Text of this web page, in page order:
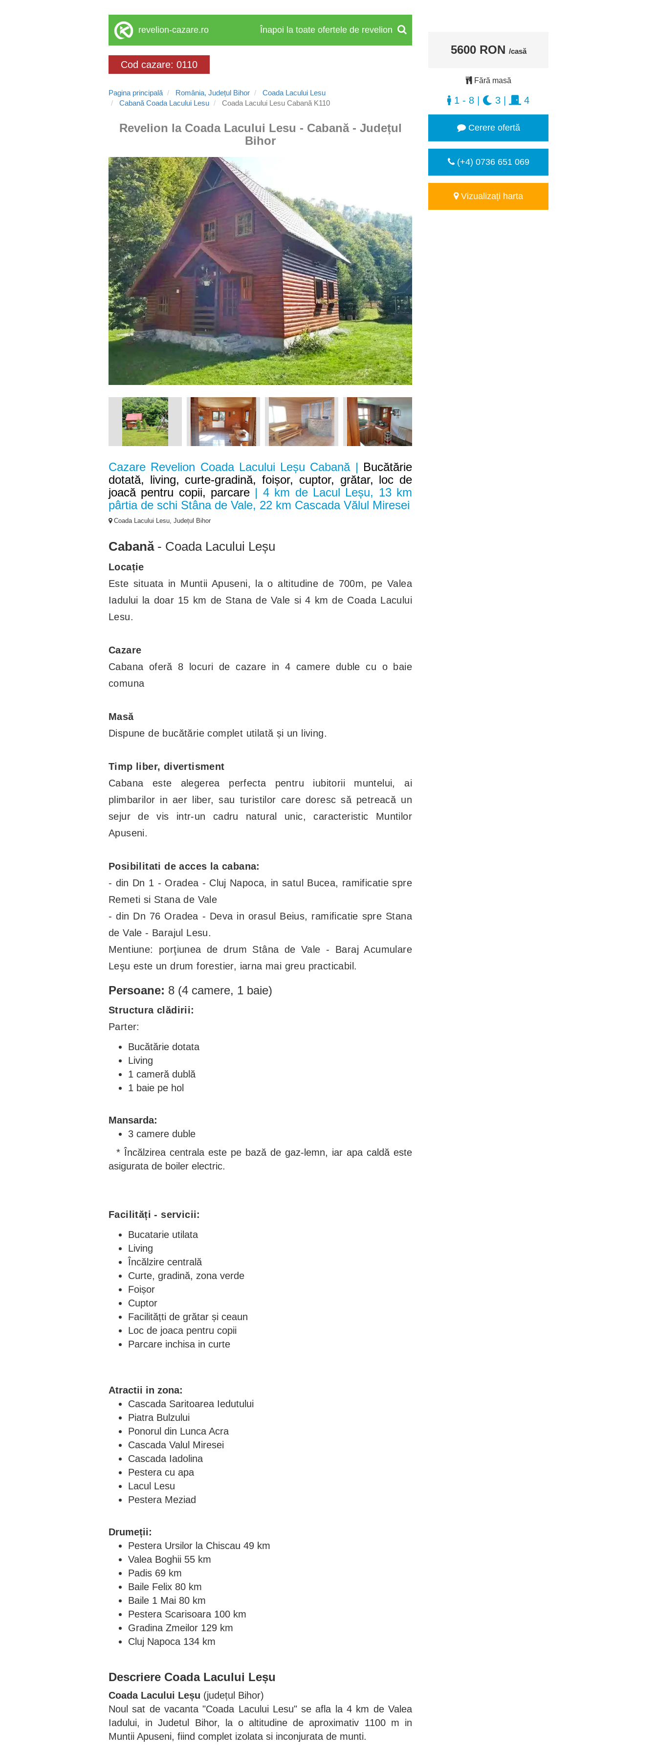
revelion-cazare.ro Înapoi la toate ofertele de revelion
Cod cazare: 0110
Pagina principală România, Județul Bihor
Coada Lacului Lesu
Cabană Coada Lacului Lesu
Coada Lacului Lesu Cabană K110
Revelion la Coada Lacului Lesu - Cabană - Județul
Bihor
Cazare Revelion Coada Lacului Leșu Cabană | Bucătărie
dotată, living, curte-gradină, foișor, cuptor, grătar, loc de
joacă pentru copii, parcare | 4 km de Lacul Leșu, 13 km
pârtia de schi Stâna de Vale, 22 km Cascada Vălul Miresei
Coada Lacului Lesu, Județul Bihor
Cabană - Coada Lacului Leșu
Locație
Este situata in Muntii Apuseni, la o altitudine de 700m, pe Valea
Iadului la doar 15 km de Stana de Vale si 4 km de Coada Lacului
Lesu.
Cazare
Cabana oferă 8 locuri de cazare in 4 camere duble cu o baie
comuna
Masă
Dispune de bucătărie complet utilată și un living.
Timp liber, divertisment
Cabana este alegerea perfecta pentru iubitorii muntelui, ai
plimbarilor in aer liber, sau turistilor care doresc să petreacă un
sejur de vis intr-un cadru natural unic, caracteristic Muntilor
Apuseni.
Posibilitati de acces la cabana:
- din Dn 1 - Oradea - Cluj Napoca, in satul Bucea, ramificatie spre
Remeti si Stana de Vale
- din Dn 76 Oradea - Deva in orasul Beius, ramificatie spre Stana
de Vale - Barajul Lesu.
Mentiune: porţiunea de drum Stâna de Vale - Baraj Acumulare
Leşu este un drum forestier, iarna mai greu practicabil.
Persoane: 8 (4 camere, 1 baie)
Structura clădirii:
Parter:
Bucătărie dotata
Living
1 cameră dublă
1 baie pe hol
Mansarda:
3 camere duble
* Încălzirea centrala este pe bază de gaz-lemn, iar apa caldă este
asigurata de boiler electric.
Facilități - servicii:
Bucatarie utilata
Living
Încălzire centrală
Curte, gradină, zona verde
Foișor
Cuptor
Facilitățti de grătar și ceaun
Loc de joaca pentru copii
Parcare inchisa in curte
Atractii in zona:
Cascada Saritoarea Iedutului
Piatra Bulzului
Ponorul din Lunca Acra
Cascada Valul Miresei
Cascada Iadolina
Pestera cu apa
Lacul Lesu
Pestera Meziad
Drumeții:
Pestera Ursilor la Chiscau 49 km
Valea Boghii 55 km
Padis 69 km
Baile Felix 80 km
Baile 1 Mai 80 km
Pestera Scarisoara 100 km
Gradina Zmeilor 129 km
Cluj Napoca 134 km
Descriere Coada Lacului Leșu
Coada Lacului Leșu (județul Bihor)
Noul sat de vacanta "Coada Lacului Lesu" se afla la 4 km de Valea
Iadului, in Judetul Bihor, la o altitudine de aproximativ 1100 m in
Muntii Apuseni, fiind complet izolata si inconjurata de munti.
5600 RON /casă
Fără masă
1 - 8 3 4
Cerere ofertă
(+4) 0736 651 069
Vizualizați harta